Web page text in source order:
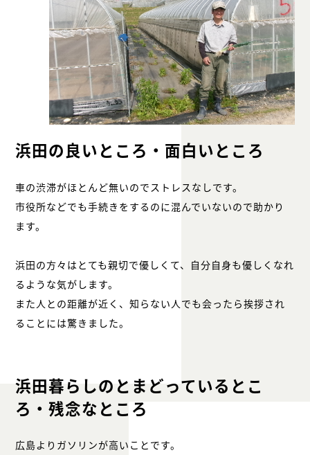
浜田の良いところ・面白いところ
車の渋滞がほとんど無いのでストレスなしです。
市役所などでも手続きをするのに混んでいないので助かり
ます。
浜田の方々はとても親切で優しくて、自分自身も優しくなれ
るような気がします。
また人との距離が近く、知らない人でも会ったら挨拶され
ることには驚きました。
浜田暮らしのとまどっているとこ
ろ・残念なところ
広島よりガソリンが高いことです。